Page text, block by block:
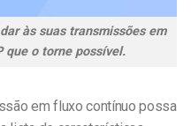
às suas transmissões em
que o torne possível.
em fluxo contínuo possa